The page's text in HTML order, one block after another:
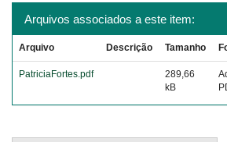
Arquivos associados a este item:
Arquivo Descrição Tamanho
PatriciaFortes.pdf
289,66
kB